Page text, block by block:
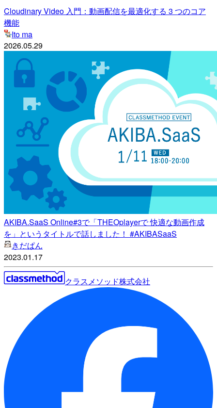
Cloudinary Video 入門：動画配信を最適化する 3 つのコア
機能
Ito ma
2026.05.29
AKIBA.SaaS Online#3で「THEOplayerで 快適な動画作成
を」というタイトルで話しました！ #AKIBASaaS
きだぱん
2023.01.17
クラスメソッド株式会社